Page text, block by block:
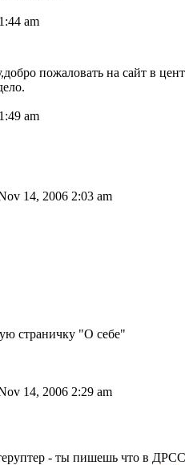
am
пожаловать на сайт в
am
14, 2006 2:03 am
страничку "О себе"
14, 2006 2:29 am
- ты пишешь что в